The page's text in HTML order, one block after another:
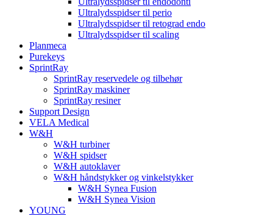
Ultralydsspidser til perio
Ultralydsspidser til retograd endo
Ultralydsspidser til scaling
Planmeca
Purekeys
SprintRay
SprintRay reservedele og tilbehør
SprintRay maskiner
SprintRay resiner
Support Design
VELA Medical
W&H
W&H turbiner
W&H spidser
W&H autoklaver
W&H håndstykker og vinkelstykker
W&H Synea Fusion
W&H Synea Vision
YOUNG